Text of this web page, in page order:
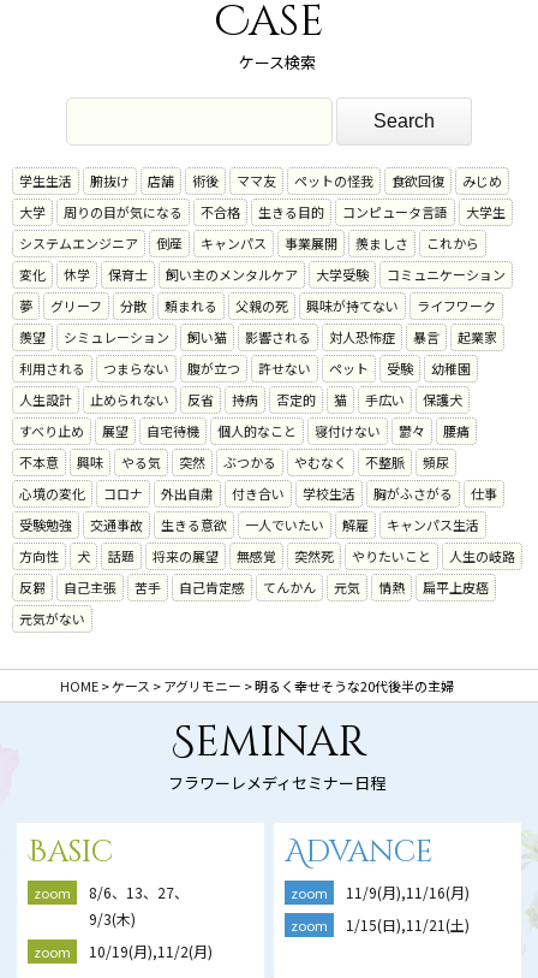
Case
ケース検索
学生生活 腑抜け 店舗 術後 ママ友 ペットの怪我 食欲回復
みじめ
大学
周りの目が気になる 不合格 生きる目的 コンピュータ言語
大学生
システムエンジニア
倒産 キャンパス 事業展開 羨ましさ
これから
変化
休学 保育士 飼い主のメンタルケア 大学受験
コミュニケーション
夢
グリーフ 分散 頼まれる 父親の死 興味が持てない
ライフワーク
羨望
シミュレーション 飼い猫 影響される 対人恐怖症 暴言
起業家
利用される
つまらない 腹が立つ 許せない ペット 受験
幼稚園
人生設計
止められない 反省 持病 否定的 猫 手広い
保護犬
すべり止め
展望 自宅待機 個人的なこと 寝付けない 鬱々
腰痛
不本意
興味 やる気 突然 ぶつかる やむなく 不整脈
頻尿
心境の変化
コロナ 外出自粛 付き合い 学校生活 胸がふさがる
仕事
受験勉強
交通事故 生きる意欲 一人でいたい 解雇
キャンパス生活
方向性
犬 話題 将来の展望 無感覚 突然死 やりたいこと
人生の岐路
反芻
自己主張 苦手 自己肯定感 てんかん 元気 情熱
扁平上皮癌
元気がない
HOME>ケース >アグリモニー >明るく幸せそうな20代後半の主婦
Seminar
フラワーレメディセミナー日程
Basic
zoom
8/6、13、27、
9/3(木)
zoom 10/19(月),11/2(月)
Advance
zoom 11/9(月),11/16(月)
zoom 1/15(日),11/21(土)